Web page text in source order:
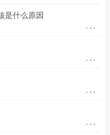
满4年。
可知，取得非全日制学
工作时算起。
是什么原因